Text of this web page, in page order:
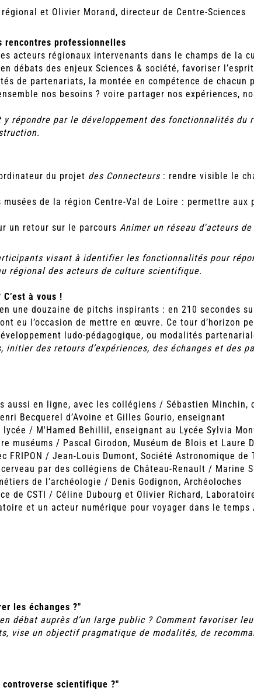
et Olivier Morand, directeur de Centre-Sciences
rencontres professionnelles
acteurs régionaux intervenants dans le champs de la
débats des enjeux Sciences & société, favoriser
de partenariats, la montée en compétence de
nos besoins ? voire partager nos expériences,
répondre par le développement des fonctionnalités du
du projet des Connecteurs : rendre visible le
de la région Centre-Val de Loire : permettre aux
un retour sur le parcours Animer un réseau d'acteurs de
visant à identifier les fonctionnalités pour
régional des acteurs de culture scientifique.
à vous !
une douzaine de pitchs inspirants : en 210 secondes
eu l’occasion de mettre en œuvre. Ce tour d’horizon
ludo-pédagogique, ou modalités
des retours d’expériences, des échanges et des
aussi en ligne, avec les collégiens / Sébastien Minchin,
Becquerel d’Avoine et Gilles Gourio, enseignant
lycée / M'Hamed Behillil, enseignant au Lycée Sylvia
muséums / Pascal Girodon, Muséum de Blois et Laure
/ Jean-Louis Dumont, Société Astronomique de
par des collégiens de Château-Renault / Marine
de l’archéologie / Denis Godignon, Archéoloches
de CSTI / Céline Dubourg et Olivier Richard,
et un acteur numérique pour voyager dans le
les échanges ?"
débat auprès d’un large public ? Comment favoriser
vise un objectif pragmatique de modalités, de
scientifique ?"